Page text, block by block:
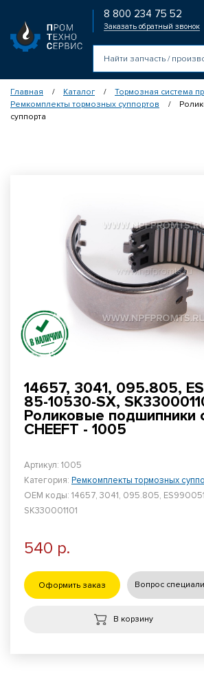
8 800 234 75 52
Заказать обратный звонок
Главная / Каталог / Тормозная система
Ремкомплекты тормозных суппортов
/
суппорта
14657, 3041, 095.805,
85-10530-SX,
Роликовые подшипники
CHEEFT - 1005
Артикул: 1005
Категория: Ремкомплекты тормозных
ОЕМ коды: 14657, 3041, 095.805,
SK330001101
540 р.
Оформить заказ Вопрос
В корзину